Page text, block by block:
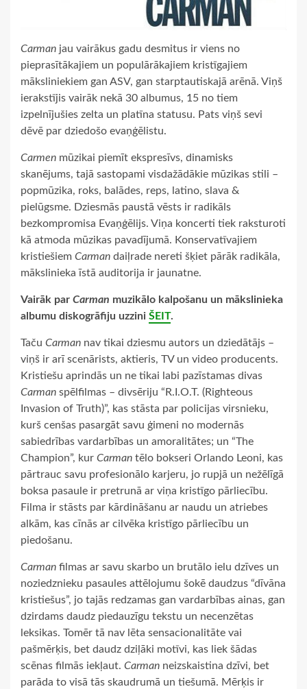
Carman jau vairākus gadu desmitus ir viens no
pieprasītākajiem un populārākajiem kristīgajiem
māksliniekiem gan ASV, gan starptautiskajā arēnā. Viņš
ierakstījis vairāk nekā 30 albumus, 15 no tiem
izpelnījušies zelta un platīna statusu. Pats viņš sevi
dēvē par dziedošo evaņģēlistu.
Carmen mūzikai piemīt ekspresīvs, dinamisks
skanējums, tajā sastopami visdažādākie mūzikas stili –
popmūzika, roks, balādes, reps, latino, slava &
pielūgsme. Dziesmās paustā vēsts ir radikāls
bezkompromisa Evaņģēlijs. Viņa koncerti tiek raksturoti
kā atmoda mūzikas pavadījumā. Konservatīvajiem
kristiešiem Carman daiļrade nereti šķiet pārāk radikāla,
mākslinieka īstā auditorija ir jaunatne.
Vairāk par Carman muzikālo kalpošanu un mākslinieka
albumu diskogrāfiju uzzini ŠEIT.
Taču Carman nav tikai dziesmu autors un dziedātājs –
viņš ir arī scenārists, aktieris, TV un video producents.
Kristiešu aprindās un ne tikai labi pazīstamas divas
Carman spēlfilmas – divsēriju “R.I.O.T. (Righteous
Invasion of Truth)”, kas stāsta par policijas virsnieku,
kurš cenšas pasargāt savu ģimeni no modernās
sabiedrības vardarbības un amoralitātes; un “The
Champion”, kur Carman tēlo bokseri Orlando Leoni, kas
pārtrauc savu profesionālo karjeru, jo rupjā un nežēlīgā
boksa pasaule ir pretrunā ar viņa kristīgo pārliecību.
Filma ir stāsts par kārdināšanu ar naudu un atriebes
alkām, kas cīnās ar cilvēka kristīgo pārliecību un
piedošanu.
Carman filmas ar savu skarbo un brutālo ielu dzīves un
noziedznieku pasaules attēlojumu šokē daudzus “dīvāna
kristiešus”, jo tajās redzamas gan vardarbības ainas, gan
dzirdams daudz piedauzīgu tekstu un necenzētas
leksikas. Tomēr tā nav lēta sensacionalitāte vai
pašmērķis, bet daudz dziļāki motīvi, kas liek šādas
scēnas filmās iekļaut. Carman neizskaistina dzīvi, bet
parāda to visā tās skaudrumā un tiešumā. Mērķis ir